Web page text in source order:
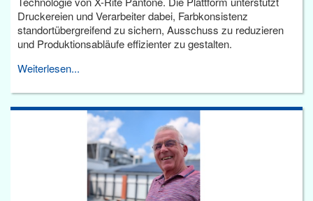
Druckereien und Verarbeiter dabei, Farbkonsistenz
standortübergreifend zu sichern, Ausschuss zu reduzieren
und Produktionsabläufe effizienter zu gestalten.
Weiterlesen...